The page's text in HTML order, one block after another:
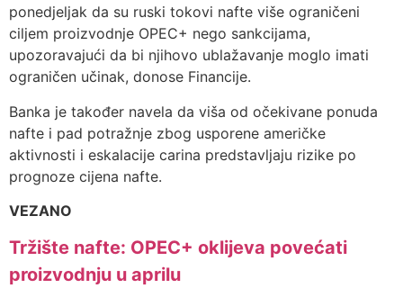
ponedjeljak da su ruski tokovi nafte više ograničeni
ciljem proizvodnje OPEC+ nego sankcijama,
upozoravajući da bi njihovo ublažavanje moglo imati
ograničen učinak, donose Financije.
Banka je također navela da viša od očekivane ponuda
nafte i pad potražnje zbog usporene američke
aktivnosti i eskalacije carina predstavljaju rizike po
prognoze cijena nafte.
VEZANO
Tržište nafte: OPEC+ oklijeva povećati
proizvodnju u aprilu